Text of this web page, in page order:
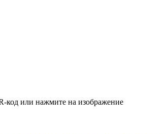
код или нажмите на изображение